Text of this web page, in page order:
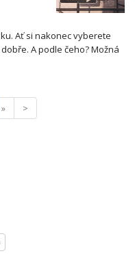
Ať si nakonec vyberete
A podle čeho? Možná
» >